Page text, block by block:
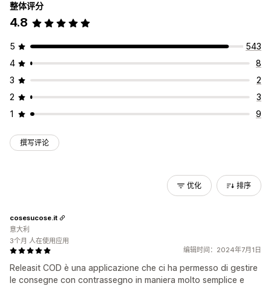
整体评分
4.8
5
543
4
8
3
2
2
3
1
9
撰写评论
优化 排序
编辑时间：2024年7月1日
Releasit COD è una applicazione che ci ha permesso di gestire
le consegne con contrassegno in maniera molto semplice e
cosesucose.it
意大利
3个月 人在使用应用